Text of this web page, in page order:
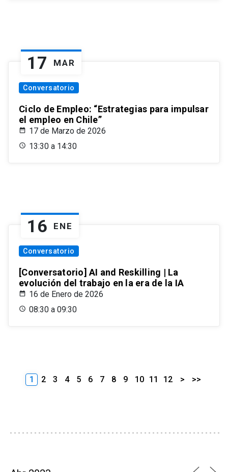
17 MAR
Conversatorio
Ciclo de Empleo: “Estrategias para impulsar
el empleo en Chile”
17 de Marzo de 2026
13:30 a 14:30
16 ENE
Conversatorio
[Conversatorio] AI and Reskilling | La
evolución del trabajo en la era de la IA
16 de Enero de 2026
08:30 a 09:30
1 2 3 4 5 6 7 8 9 10 11 12 > >>